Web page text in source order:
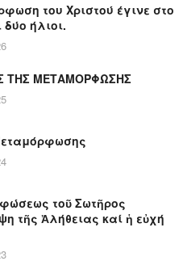
του Χριστού έγινε στο
ήλιοι.
ΤΗΣ ΜΕΤΑΜΟΡΦΩΣΗΣ
τοῦ Σωτῆρος
τῆς Ἀλήθειας καί ἡ εὐχή